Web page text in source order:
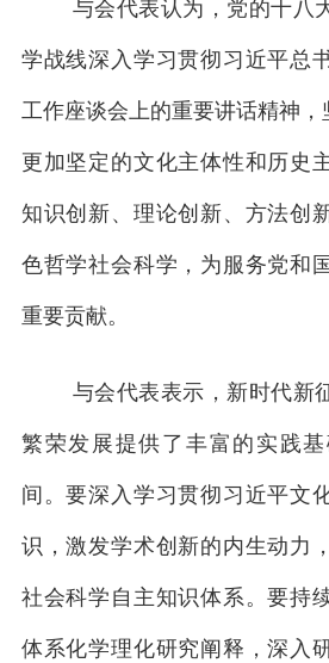
与会代表认为，党的十八
学战线深入学习贯彻习近平总
工作座谈会上的重要讲话精神，
更加坚定的文化主体性和历史
知识创新、理论创新、方法创
色哲学社会科学，为服务党和
重要贡献。
与会代表表示，新时代新
繁荣发展提供了丰富的实践
间。要深入学习贯彻习近平文
识，激发学术创新的内生动力
社会科学自主知识体系。要持
体系化学理化研究阐释，深入